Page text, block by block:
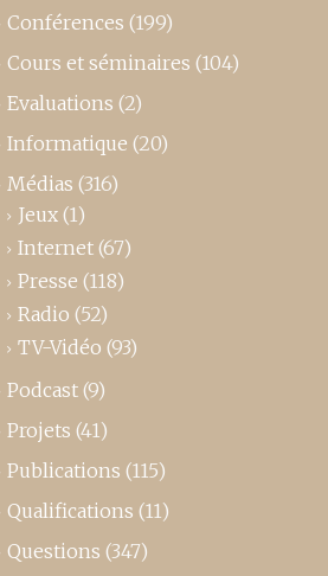
Conférences (199)
Cours et séminaires (104)
Evaluations (2)
Informatique (20)
Médias (316)
Jeux (1)
Internet (67)
Presse (118)
Radio (52)
TV-Vidéo (93)
Podcast (9)
Projets (41)
Publications (115)
Qualifications (11)
Questions (347)